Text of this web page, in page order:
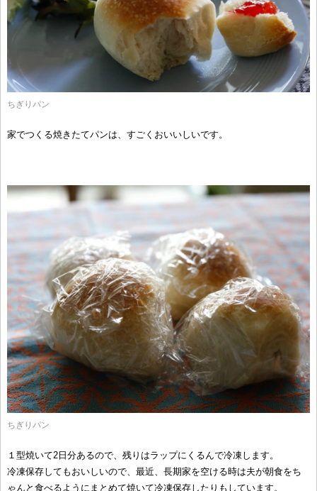
ちぎりパン
家でつくる焼きたてパンは、すごくおいいしいです。
ちぎりパン
１型焼いて2日分あるので、残りはラップにくるんで冷凍します。
冷凍保存してもおいしいので、最近、長期家を空ける時は夫が朝食をち
ゃんと食べるようにまとめて焼いて冷凍保存したりもしています。